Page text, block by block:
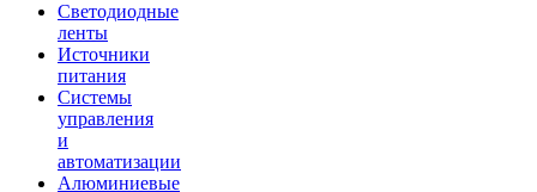
Светодиодные
ленты
Источники
питания
Системы
управления
и
автоматизации
Алюминиевые